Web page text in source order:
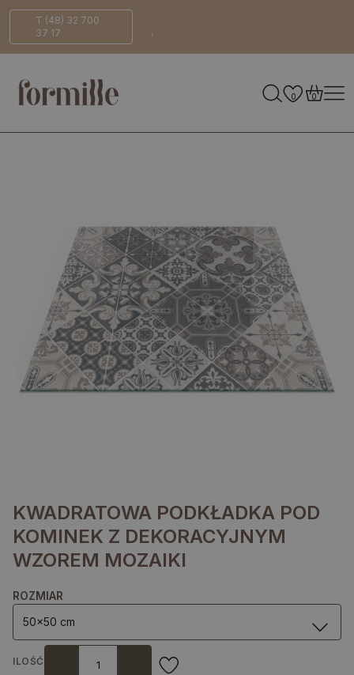
T (48) 32 700
37 17
Bezpieczna
dostawa
ECO-
0 0
KWADRATOWA PODKŁADKA POD
KOMINEK Z DEKORACYJNYM
WZOREM MOZAIKI
ROZMIAR
50x50 cm
ILOŚĆ